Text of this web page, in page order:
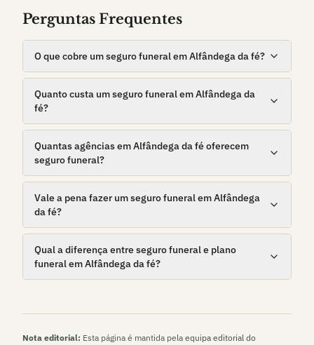
Perguntas Frequentes
O que cobre um seguro funeral em Alfândega da fé?
Quanto custa um seguro funeral em Alfândega da
fé?
Quantas agências em Alfândega da fé oferecem
seguro funeral?
Vale a pena fazer um seguro funeral em Alfândega
da fé?
Qual a diferença entre seguro funeral e plano
funeral em Alfândega da fé?
Nota editorial: Esta página é mantida pela equipa editorial do